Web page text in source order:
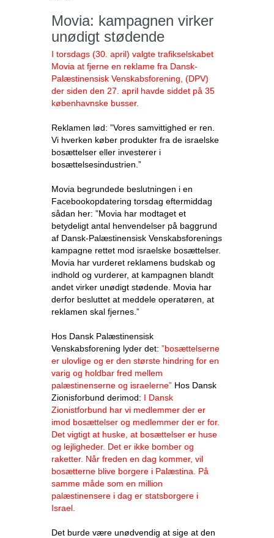
Movia: kampagnen virker
unødigt stødende
I torsdags (30. april) valgte trafikselskabet
Movia at fjerne en reklame fra Dansk-
Palæstinensisk Venskabsforening, (DPV)
der siden den 27. april havde siddet på 35
københavnske busser.
Reklamen lød: ”Vores samvittighed er ren.
Vi hverken køber produkter fra de israelske
bosættelser eller investerer i
bosættelsesindustrien.”
Movia begrundede beslutningen i en
Facebookopdatering torsdag eftermiddag
sådan her: ”Movia har modtaget et
betydeligt antal henvendelser på baggrund
af Dansk-Palæstinensisk Venskabsforenings
kampagne rettet mod israelske bosættelser.
Movia har vurderet reklamens budskab og
indhold og vurderer, at kampagnen blandt
andet virker unødigt stødende. Movia har
derfor besluttet at meddele operatøren, at
reklamen skal fjernes.”
Hos Dansk Palæstinensisk
Venskabsforening lyder det: ”bosættelserne
er ulovlige og er den største hindring for en
varig og holdbar fred mellem
palæstinenserne og israelerne” Hos Dansk
Zionisforbund derimod: I Dansk
Zionistforbund har vi medlemmer der er
imod bosættelser og medlemmer der er for.
Det vigtigt at huske, at bosættelser er huse
og lejligheder. Det er ikke bomber og
raketter. Når freden en dag kommer, vil
bosætterne blive borgere i Palæstina. På
samme måde som en million
palæstinensere i dag er statsborgere i
Israel
Det burde være unødvendig at sige at den